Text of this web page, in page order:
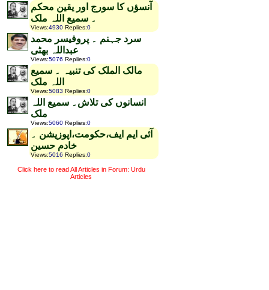
آنسؤں کا سورج اور یقین محکم
۔ سمیع اللہ ملک
Views:4930 Replies:0
سرد جہنم ۔ پروفیسر محمد
عبداللہ بھٹی
Views:5076 Replies:0
مالک الملک کی تنبیہ ۔ سمیع
اللہ ملک
Views:5083 Replies:0
انسانوں کی تلاش۔ سمیع اللہ
ملک
Views:5060 Replies:0
آئی ایم ایف،حکومت،اپوزیشن ۔
خادم حسین
Views:5016 Replies:0
Click here to read All Articles in Forum: Urdu
Articles